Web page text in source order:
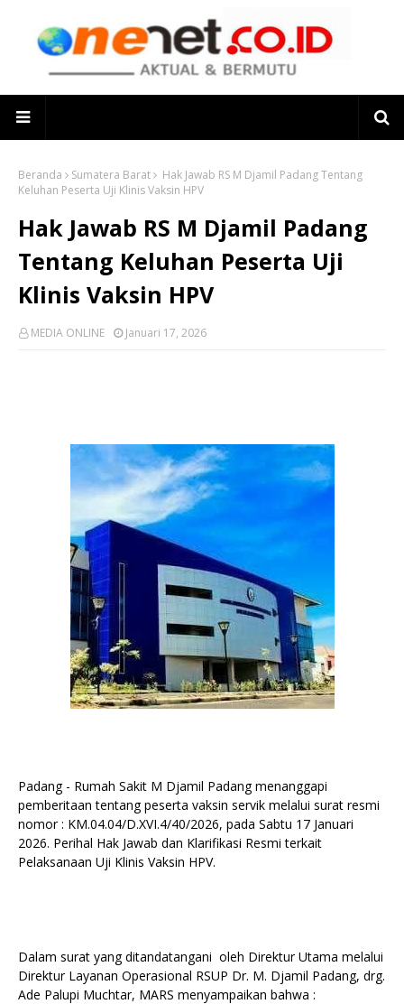
Beranda Sumatera Barat
Hak Jawab RS M Djamil Padang Tentang
Keluhan Peserta Uji Klinis Vaksin HPV
Hak Jawab RS M Djamil Padang
Tentang Keluhan Peserta Uji
Klinis Vaksin HPV
MEDIA ONLINE Januari 17, 2026
Padang - Rumah Sakit M Djamil Padang menanggapi
pemberitaan tentang peserta vaksin servik melalui surat resmi
nomor : KM.04.04/D.XVI.4/40/2026, pada Sabtu 17 Januari
2026. Perihal Hak Jawab dan Klarifikasi Resmi terkait
Pelaksanaan Uji Klinis Vaksin HPV.
Dalam surat yang ditandatangani oleh Direktur Utama melalui
Direktur Layanan Operasional RSUP Dr. M. Djamil Padang, drg.
Ade Palupi Muchtar, MARS menyampaikan bahwa :